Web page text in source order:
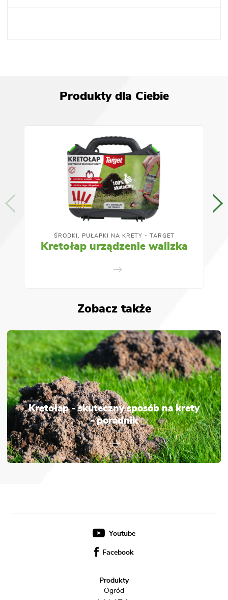
Produkty dla Ciebie
ŚRODKI, PUŁAPKI NA KRETY - TARGET
Kretołap urządzenie walizka
Zobacz także
Kretołap - skuteczny sposób na krety
- poradnik
Youtube
Facebook
Produkty
Ogród